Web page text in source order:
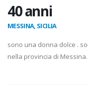
40 anni
MESSINA, SICILIA
sono una donna dolce .
nella provincia di Messina.